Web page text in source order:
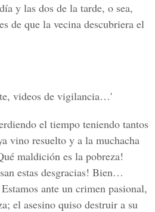
y las dos de la tarde, o sea,
de que la vecina descubriera el
videos de vigilancia…'
el tiempo teniendo tantos
vino resuelto y a la muchacha
maldición es la pobreza!
estas desgracias! Bien…
ante un crimen pasional,
el asesino quiso destruir a su